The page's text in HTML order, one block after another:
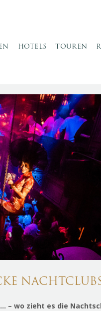
HOTELS TOUREN
– wo zieht es die